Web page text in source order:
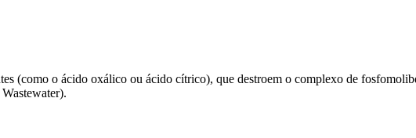
(como o ácido oxálico ou ácido cítrico), que destroem o complexo de